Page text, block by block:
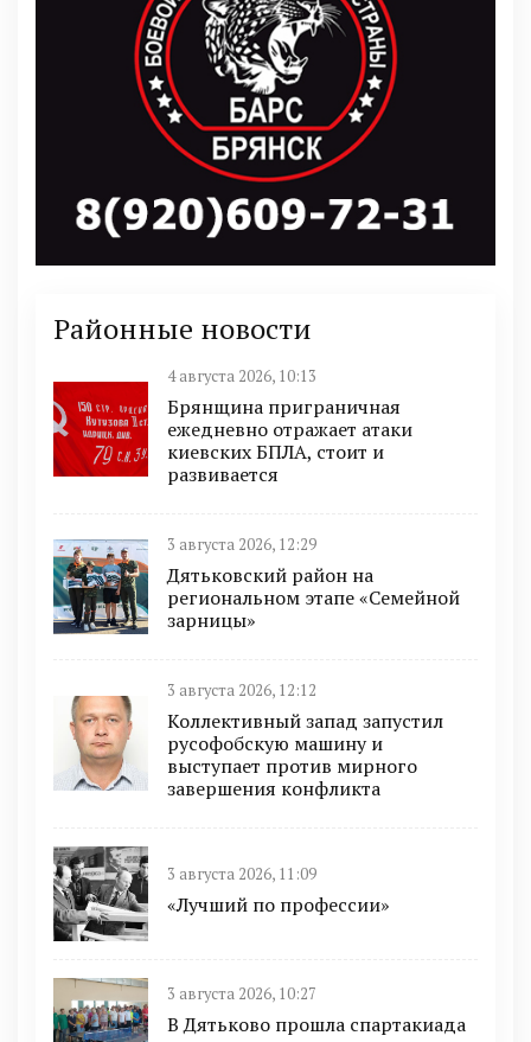
Районные новости
4 августа 2026, 10:13
Брянщина приграничная
ежедневно отражает атаки
киевских БПЛА, стоит и
развивается
3 августа 2026, 12:29
Дятьковский район на
региональном этапе «Семейной
зарницы»
3 августа 2026, 12:12
Коллективный запад запустил
русофобскую машину и
выступает против мирного
завершения конфликта
3 августа 2026, 11:09
«Лучший по профессии»
3 августа 2026, 10:27
В Дятьково прошла спартакиада